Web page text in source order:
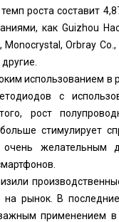
роста составит
как Guizhou
Orbray Co.,
использованием в
с
рост
стимулирует
желательным
рынок. В
применением в